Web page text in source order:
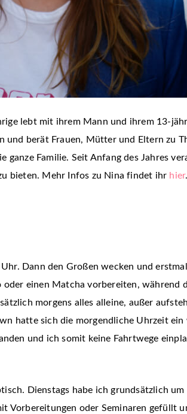
lebt mit ihrem Mann und ihrem 13-
und berät Frauen, Mütter und Eltern zu
Familie. Seit Anfang des Jahres
bieten. Mehr Infos zu Nina findet ihr hier
Dann den Großen wecken und
einen Matcha vorbereiten, während
morgens alles alleine, außer
hatte sich die morgendliche Uhrzeit
und ich somit keine Fahrtwege
Dienstags habe ich grundsätzlich
Vorbereitungen oder Seminaren gefüllt